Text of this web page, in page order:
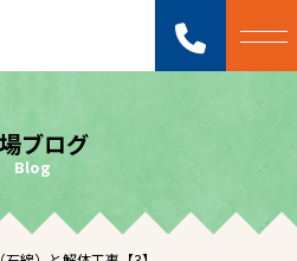
ブログ
Blog